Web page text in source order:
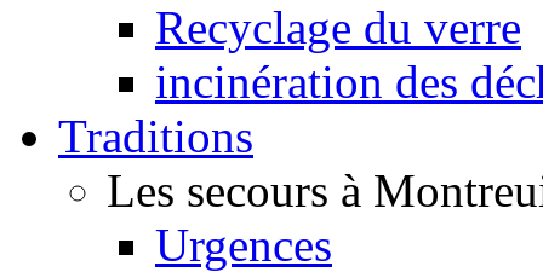
Recyclage du verre
incinération des
Traditions
Les secours à
Urgences